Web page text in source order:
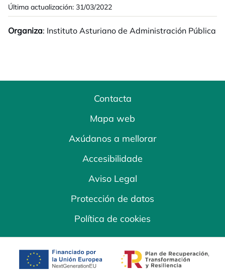
Última actualización: 31/03/2022
Organiza: Instituto Asturiano de Administración Pública
Contacta
Mapa web
Axúdanos a mellorar
Accesibilidade
Aviso Legal
Protección de datos
Política de cookies
opens in a new tab opens in a new